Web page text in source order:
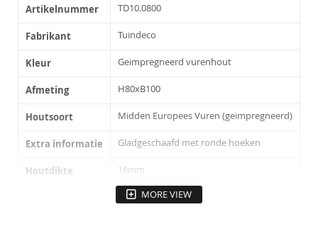
Artikelnummer TD10.0800
Fabrikant Tuindeco
Kleur Geimpregneerd vurenhout
Afmeting H80xB100
Houtsoort Midden Europees Vuren (geimpregneerd)
Extra informatie Gladgeschaafd met ronde hoeken
Houtdikte
16mm
MORE VIEW